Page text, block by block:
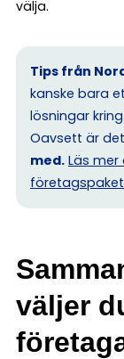
välja.
Tips från
kanske bara
lösningar
Oavsett är
med. Läs
väljer